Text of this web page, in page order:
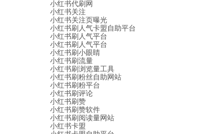
小红书代刷网
小红书关注
小红书关注页曝光
小红书刷人气卡盟自助平台
小红书刷人气平台
小红书刷人气平台
小红书刷小眼睛
小红书刷流量
小红书刷浏览量工具
小红书刷粉丝自助网站
小红书刷粉平台
小红书刷评论
小红书刷赞
小红书刷赞软件
小红书刷阅读量网站
小红书卡盟